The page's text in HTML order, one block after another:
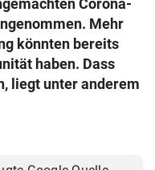
Corona-
Mehr
könnten bereits
haben. Dass
liegt unter anderem